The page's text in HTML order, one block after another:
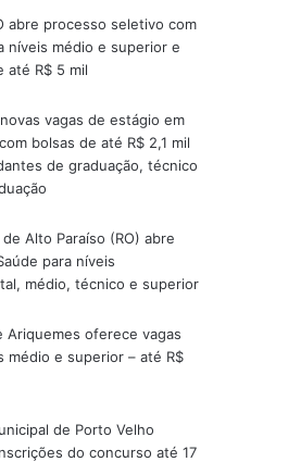
abre processo seletivo com
níveis médio e superior e
até R$ 5 mil
vagas de estágio em
bolsas de até R$ 2,1 mil
de graduação, técnico
Alto Paraíso (RO) abre
para níveis
médio, técnico e superior
Ariquemes oferece vagas
médio e superior – até R$
de Porto Velho
do concurso até 17